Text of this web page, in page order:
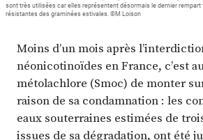
sont très utilisées car elles représentent désormais le dernier rempart
résistantes des graminées estivales. ©M Loison
Moins d’un mois après
néonicotinoïdes en France, c’est
métolachlore (Smoc) de monter
raison de sa condamnation : les
eaux souterraines estimées de
issues de sa dégradation, ont été